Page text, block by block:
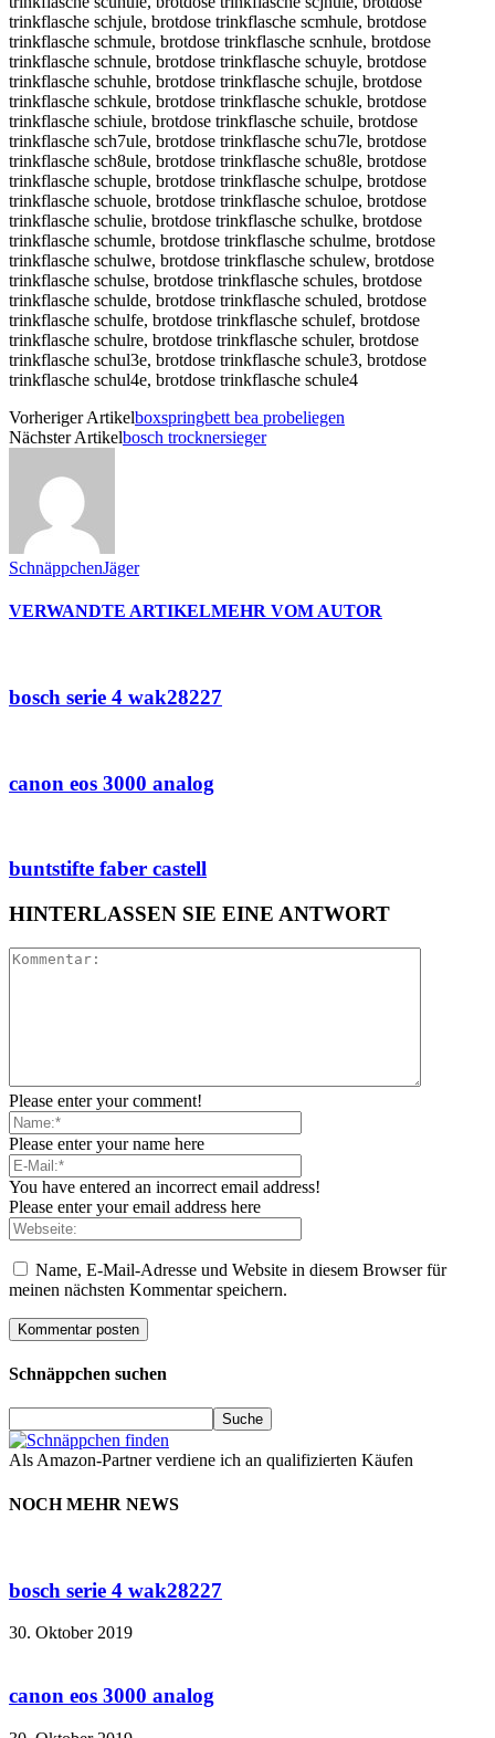
Vorheriger Artikelboxspringbett bea probeliegen
Nächster Artikelbosch trocknersieger
SchnäppchenJäger
VERWANDTE ARTIKELMEHR VOM AUTOR
bosch serie 4 wak28227
canon eos 3000 analog
buntstifte faber castell
HINTERLASSEN SIE EINE ANTWORT
Please enter your comment!
Please enter your name here
You have entered an incorrect email address!
Please enter your email address here
Name, E-Mail-Adresse und Website in diesem Browser für
meinen nächsten Kommentar speichern.
Schnäppchen suchen
Als Amazon-Partner verdiene ich an qualifizierten Käufen
NOCH MEHR NEWS
bosch serie 4 wak28227
30. Oktober 2019
canon eos 3000 analog